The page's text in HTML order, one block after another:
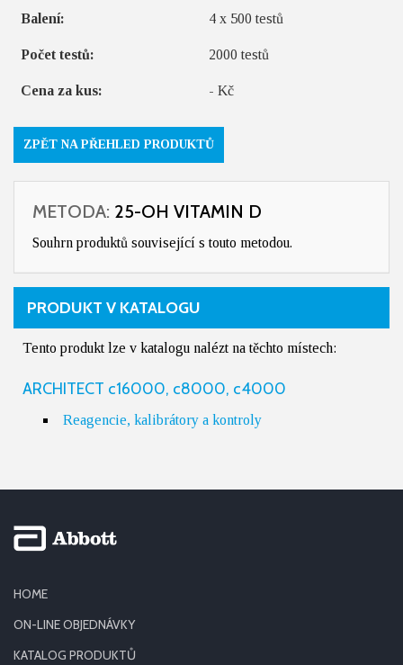
Balení: 4 x 500 testů
Počet testů: 2000 testů
Cena za kus: - Kč
ZPĚT NA PŘEHLED PRODUKTŮ
METODA: 25-OH VITAMIN D
Souhrn produktů související s touto metodou.
PRODUKT V KATALOGU
Tento produkt lze v katalogu nalézt na těchto místech:
ARCHITECT c16000, c8000, c4000
Reagencie, kalibrátory a kontroly
HOME
ON-LINE OBJEDNÁVKY
KATALOG PRODUKTŮ